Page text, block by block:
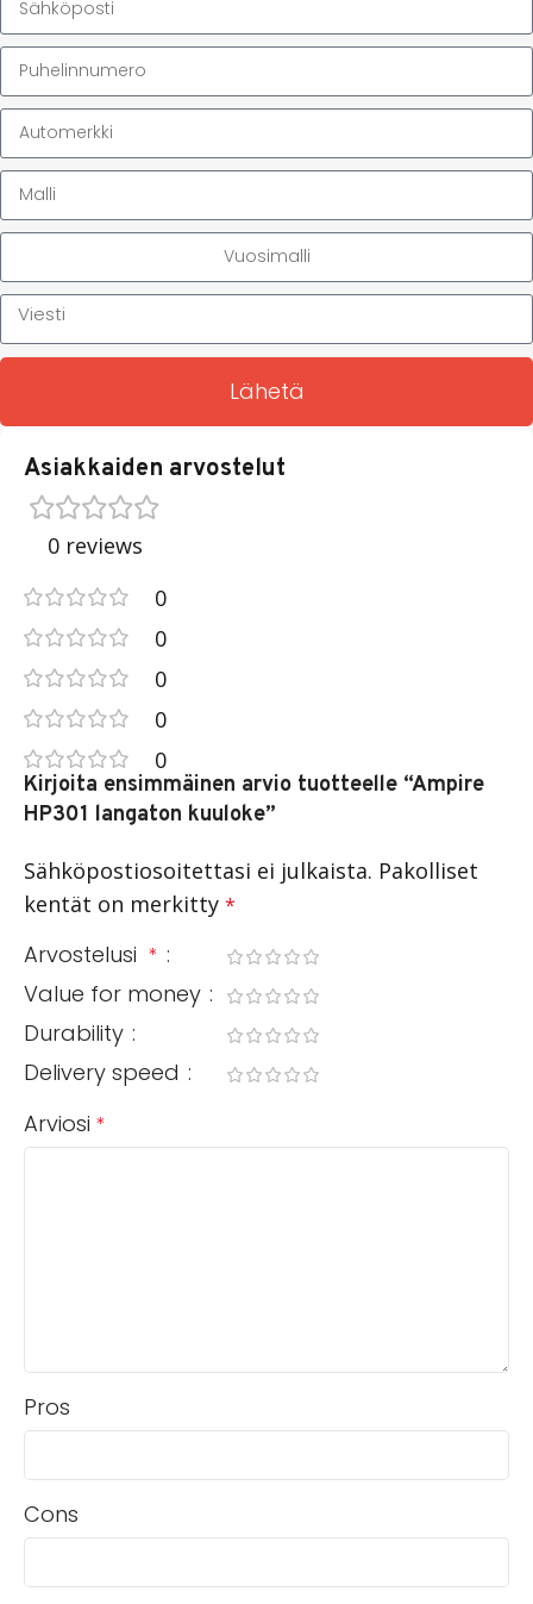
Lähetä
Asiakkaiden arvostelut
0 reviews
0
0
0
0
0
Kirjoita ensimmäinen arvio tuotteelle “Ampire
HP301 langaton kuuloke”
Sähköpostiosoitettasi ei julkaista. Pakolliset
kentät on merkitty *
Arvostelusi *
Value for money
Durability
Delivery speed
Arviosi *
Pros
Cons